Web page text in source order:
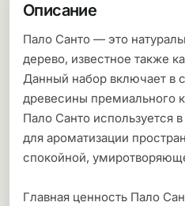
Описание
Пало Санто — это
дерево, известное также
Данный набор включает в
древесины премиального
Пало Санто используется
для ароматизации
спокойной,
Главная ценность Пало